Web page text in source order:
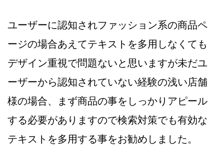
ユーザーに認知されファッション系の商品ペ
ージの場合あえてテキストを多用しなくても
デザイン重視で問題ないと思いますが未だユ
ーザーから認知されていない経験の浅い店舗
様の場合、まず商品の事をしっかりアピール
する必要がありますので検索対策でも有効な
テキストを多用する事をお勧めしました。